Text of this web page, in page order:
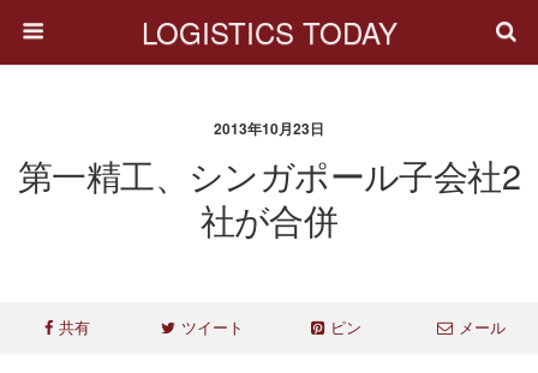
LOGISTICS TODAY
2013年10月23日
第一精工、シンガポール子会社2
社が合併
共有 ツイート ピン メール